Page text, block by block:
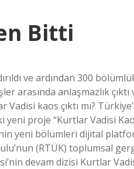
Bitti
ve ardından 300
arasında anlaşmazlık
kaos çıktı mı?
proje “Kurtlar Vadisi
yeni bölümleri dijital
(RTÜK) toplumsal
devam dizisi Kurtlar